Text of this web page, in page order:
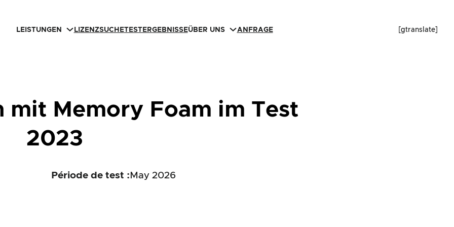
LEISTUNGEN LIZENZSUCHETESTERGEBNISSEÜBER UNS ANFRAGE [gtranslate]
mit Memory Foam im Test
2023
Période de test : May 2026